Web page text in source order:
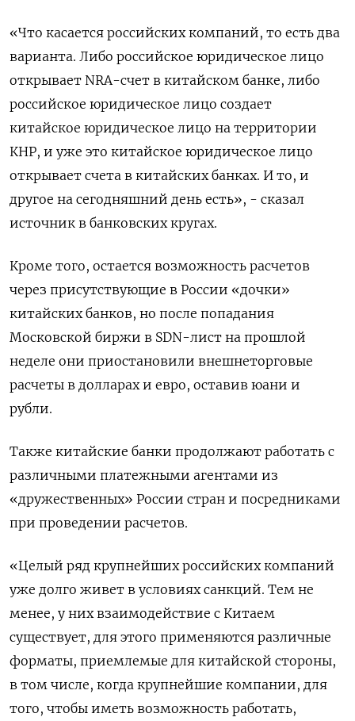
«Что касается российских компаний, то есть два
варианта. Либо российское юридическое лицо
открывает NRA-счет в китайском банке, либо
российское юридическое лицо создает
китайское юридическое лицо на территории
КНР, и уже это китайское юридическое лицо
открывает счета в китайских банках. И то, и
другое на сегодняшний день есть», - сказал
источник в банковских кругах.
Кроме того, остается возможность расчетов
через присутствующие в России «дочки»
китайских банков, но после попадания
Московской биржи в SDN-лист на прошлой
неделе они приостановили внешнеторговые
расчеты в долларах и евро, оставив юани и
рубли.
Также китайские банки продолжают работать с
различными платежными агентами из
«дружественных» России стран и посредниками
при проведении расчетов.
«Целый ряд крупнейших российских компаний
уже долго живет в условиях санкций. Тем не
менее, у них взаимодействие с Китаем
существует, для этого применяются различные
форматы, приемлемые для китайской стороны,
в том числе, когда крупнейшие компании, для
того, чтобы иметь возможность работать,